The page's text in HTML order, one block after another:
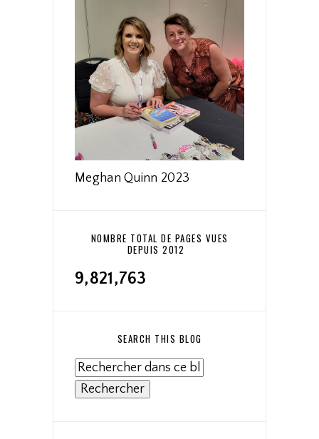
Meghan Quinn 2023
NOMBRE TOTAL DE PAGES VUES
DEPUIS 2012
9,821,763
SEARCH THIS BLOG